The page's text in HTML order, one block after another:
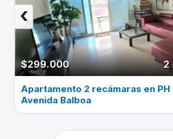
$299.000 2
‹
Apartamento 2 recámaras en PH
Avenida Balboa